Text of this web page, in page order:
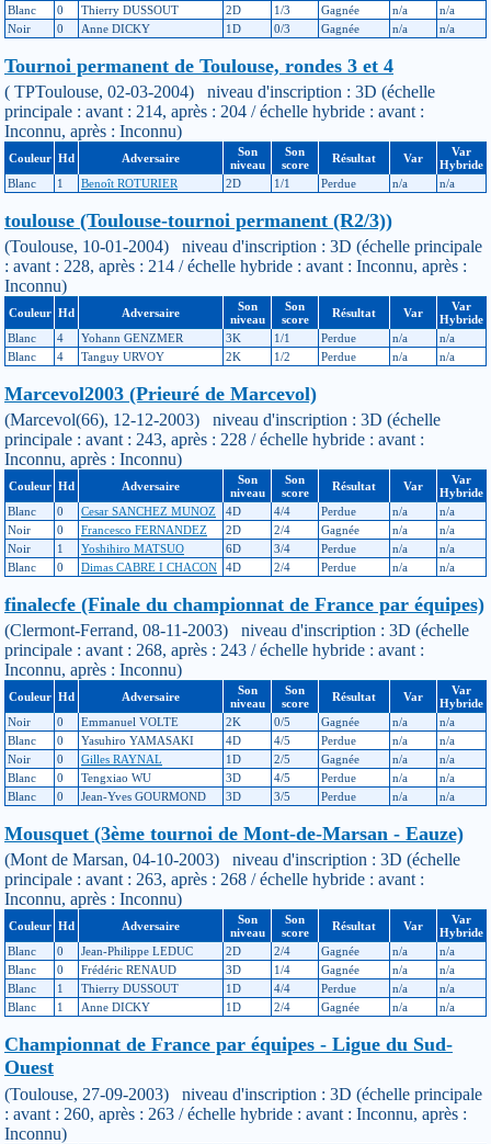
Blanc
0 Thierry DUSSOUT 2D 1/3 Gagnée n/a
n/a
Noir
0 Anne DICKY 1D 0/3 Gagnée n/a n/a
Tournoi permanent de Toulouse, rondes 3 et 4
( TPToulouse, 02-03-2004) niveau d'inscription : 3D (échelle
principale : avant : 214, après : 204 / échelle hybride : avant :
Inconnu, après : Inconnu)
Couleur Hd Adversaire
Son
niveau
Son
score
Résultat Var
Var
Hybride
Blanc
1 Benoît ROTURIER 2D 1/1 Perdue n/a n/a
toulouse (Toulouse-tournoi permanent (R2/3))
(Toulouse, 10-01-2004) niveau d'inscription : 3D (échelle principale
: avant : 228, après : 214 / échelle hybride : avant : Inconnu, après :
Inconnu)
Couleur Hd Adversaire
Son
niveau
Son
score
Résultat Var
Var
Hybride
Blanc
4 Yohann GENZMER 3K 1/1 Perdue n/a
n/a
Blanc
4 Tanguy URVOY 2K 1/2 Perdue n/a n/a
Marcevol2003 (Prieuré de Marcevol)
(Marcevol(66), 12-12-2003) niveau d'inscription : 3D (échelle
principale : avant : 243, après : 228 / échelle hybride : avant :
Inconnu, après : Inconnu)
Couleur Hd Adversaire
Son
niveau
Son
score
Résultat Var
Var
Hybride
Blanc
0 Cesar SANCHEZ MUNOZ 4D 4/4 Perdue n/a
n/a
Noir
0 Francesco FERNANDEZ 2D 2/4 Gagnée n/a
n/a
Noir
1 Yoshihiro MATSUO 6D 3/4 Perdue n/a
n/a
Blanc
0 Dimas CABRE I CHACON 4D 2/4 Perdue n/a n/a
finalecfe (Finale du championnat de France par équipes)
(Clermont-Ferrand, 08-11-2003) niveau d'inscription : 3D (échelle
principale : avant : 268, après : 243 / échelle hybride : avant :
Inconnu, après : Inconnu)
Couleur Hd Adversaire
Son
niveau
Son
score
Résultat Var
Var
Hybride
Noir
0 Emmanuel VOLTE 2K 0/5 Gagnée n/a
n/a
Blanc
0 Yasuhiro YAMASAKI 4D 4/5 Perdue n/a
n/a
Noir
0 Gilles RAYNAL 1D 2/5 Gagnée n/a
n/a
Blanc
0 Tengxiao WU 3D 4/5 Perdue n/a
n/a
Blanc
0 Jean-Yves GOURMOND 3D 3/5 Perdue n/a n/a
Mousquet (3ème tournoi de Mont-de-Marsan - Eauze)
(Mont de Marsan, 04-10-2003) niveau d'inscription : 3D (échelle
principale : avant : 263, après : 268 / échelle hybride : avant :
Inconnu, après : Inconnu)
Couleur Hd Adversaire
Son
niveau
Son
score
Résultat Var
Var
Hybride
Blanc
0 Jean-Philippe LEDUC 2D 2/4 Gagnée n/a
n/a
Blanc
0 Frédéric RENAUD 3D 1/4 Gagnée n/a
n/a
Blanc
1 Thierry DUSSOUT 1D 4/4 Perdue n/a
n/a
Blanc
1 Anne DICKY 1D 2/4 Gagnée n/a n/a
Championnat de France par équipes - Ligue du Sud-
Ouest
(Toulouse, 27-09-2003) niveau d'inscription : 3D (échelle principale
: avant : 260, après : 263 / échelle hybride : avant : Inconnu, après :
Inconnu)